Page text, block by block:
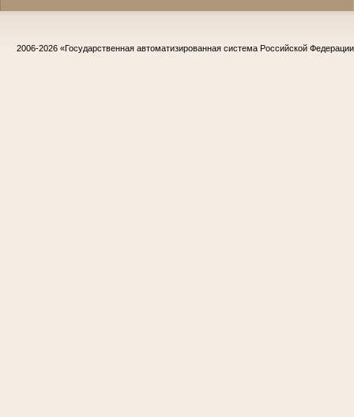
2006-2026 «Государственная автоматизированная система Российской